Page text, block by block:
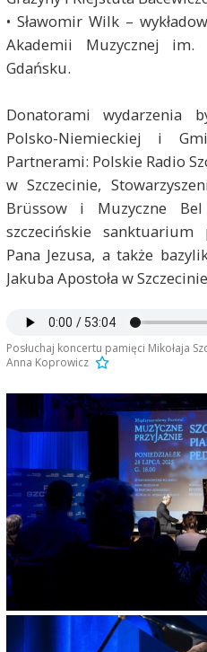
• Sławomir Wilk –
Akademii Muzycznej im.
Gdańsku.
Donatorami wydarzenia
Polsko-Niemieckiej i
Partnerami: Polskie Radio
w Szczecinie,
Brüssow i Muzyczne
szczecińskie sanktuarium
Pana Jezusa, a także
Jakuba Apostoła w
Posłuchaj koncertu pamięci Mikołaja
Anna Koprowicz